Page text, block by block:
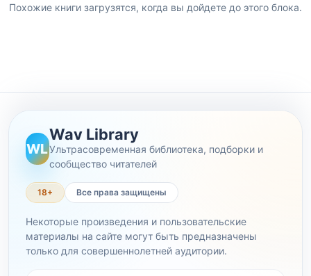
Похожие книги загрузятся, когда вы дойдете до этого блока.
WL
Wav Library
Ультрасовременная библиотека, подборки и
сообщество читателей
18+ Все права защищены
Некоторые произведения и пользовательские
материалы на сайте могут быть предназначены
только для совершеннолетней аудитории.